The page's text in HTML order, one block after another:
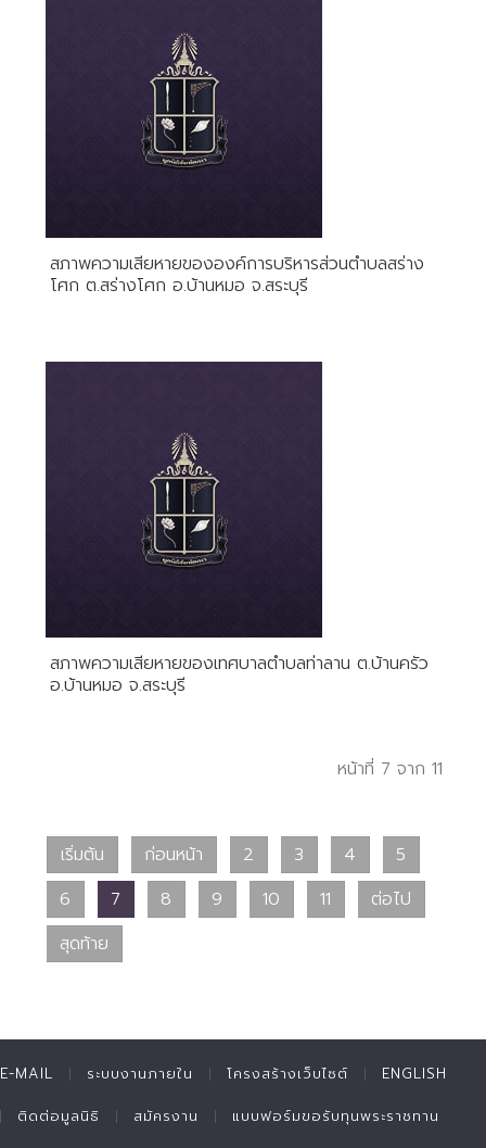
สภาพความเสียหายขององค์การบริหารส่วนตำบลสร่าง
โศก ต.สร่างโศก อ.บ้านหมอ จ.สระบุรี
สภาพความเสียหายของเทศบาลตำบลท่าลาน ต.บ้านครัว
อ.บ้านหมอ จ.สระบุรี
หน้าที่ 7 จาก 11
เริ่มต้น ก่อนหน้า 2 3 4
5
6
7 8 9 10 11
ต่อไป
สุดท้าย
E-MAIL ระบบงานภายใน โครงสร้างเว็บไซต์ ENGLISH
ติดต่อมูลนิธิ สมัครงาน แบบฟอร์มขอรับทุนพระราชทาน